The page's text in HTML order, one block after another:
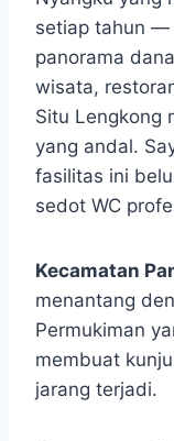
setiap tahun —
panorama
wisata,
Situ Lengkong
yang andal.
fasilitas ini
sedot WC
Kecamatan
menantang
Permukiman
membuat
jarang terjadi.